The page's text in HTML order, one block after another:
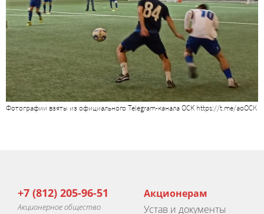
Фотографии взяты из официального Telegram-канала ОСК https://t.me/aoOCK
+7 (812) 205-96-51
Акционерное общество
Акционерам
Устав и документы